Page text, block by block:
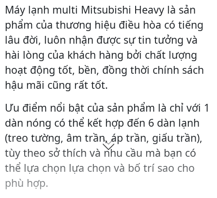
Máy lạnh multi Mitsubishi Heavy là sản
phẩm của thương hiệu điều hòa có tiếng
lâu đời, luôn nhận được sự tin tưởng và
hài lòng của khách hàng bởi chất lượng
hoạt động tốt, bền, đồng thời chính sách
hậu mãi cũng rất tốt.
Ưu điểm nổi bật của sản phẩm là chỉ với 1
dàn nóng có thể kết hợp đến 6 dàn lạnh
(treo tường, âm trần, áp trần, giấu trần),
tùy theo sở thích và nhu cầu mà bạn có
thể lựa chọn lựa chọn và bố trí sao cho
phù hợp.